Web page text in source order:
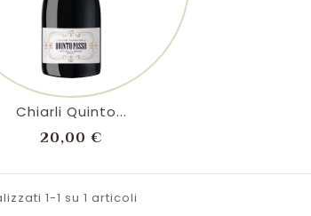
Chiarli Quinto...
20,00 €
1-1 su 1 articoli